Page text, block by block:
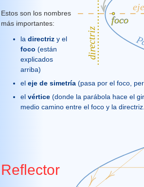
Estos son los nombres
más importantes:
la directriz y el
foco (están
explicados
arriba)
el eje de simetría (pasa por el foco,
el vértice (donde la parábola hace el
medio camino entre el foco y la directriz.
Reflector